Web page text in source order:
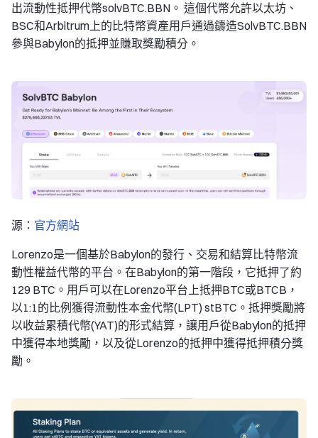
出流動性抵押代幣solvBTC.BBN。 這個代幣允許以太坊、
BSC和Arbitrum上的比特幣資產用戶通過鑄造SolvBTC.BBN
參與Babylon的抵押並賺取獎勵積分。
源： 官方網站
Lorenzo是一個基於Babylon的發行、交易和結算比特幣流
動性權益代幣的平台。在Babylon的第一階段，它抵押了約
129 BTC。用戶可以在Lorenzo平台上抵押BTC或BTCB，
以1:1的比例獲得流動性本金代幣(LPT) stBTC。抵押獎勵將
以收益累積代幣(YAT)的形式結算，讓用戶從Babylon的抵押
中獲得本地獎勵，以及從Lorenzo的抵押中獲得抵押積分獎
勵。